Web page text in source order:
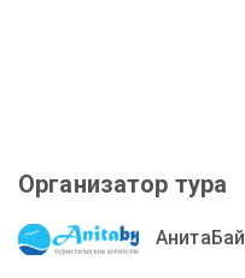
Организатор тура
АнитаБай